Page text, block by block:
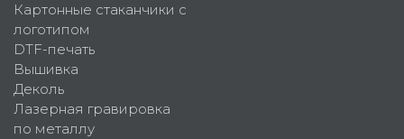
Картонные стаканчики с
логотипом
DTF-печать
Вышивка
Деколь
Лазерная гравировка
по металлу